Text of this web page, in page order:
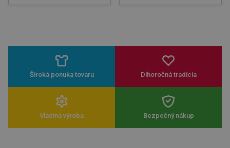
Široká ponuka tovaru Dlhoročná tradícia
Vlastná výroba Bezpečný nákup